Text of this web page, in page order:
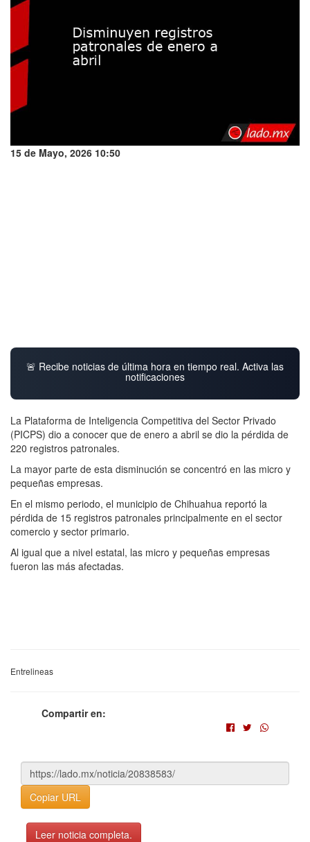
15 de Mayo, 2026 10:50
🚨 Recibe noticias de última hora en tiempo real. Activa las
notificaciones
La Plataforma de Inteligencia Competitiva del Sector Privado
(PICPS) dio a conocer que de enero a abril se dio la pérdida de
220 registros patronales.
La mayor parte de esta disminución se concentró en las micro y
pequeñas empresas.
En el mismo periodo, el municipio de Chihuahua reportó la
pérdida de 15 registros patronales principalmente en el sector
comercio y sector primario.
Al igual que a nivel estatal, las micro y pequeñas empresas
fueron las más afectadas.
Entrelineas
Compartir en:
Copiar URL
Leer noticia completa.